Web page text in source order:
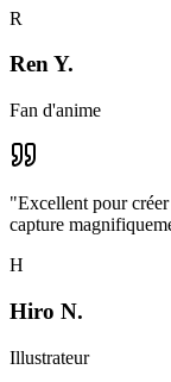
R
Ren Y.
Fan d'anime
"Excellent pour
capture
H
Hiro N.
Illustrateur